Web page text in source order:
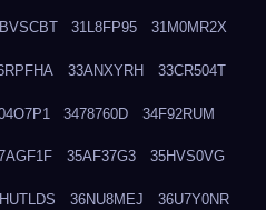
31L8FP95 31M0MR2X
33ANXYRH 33CR504T
3478760D 34F92RUM
35AF37G3 35HVS0VG
36NU8MEJ 36U7Y0NR